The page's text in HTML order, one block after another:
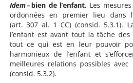
Idem– bien de l’enfant. Les
ordonnées en premier lieu dans
(art. 307 al. 1 CC) (consid. 5.3.1).
l’enfant est avant tout la tâche
tout ce qui est en leur pouvoir
harmonieux de l’enfant et
meilleures relations possibles
(consid. 5.3.2).